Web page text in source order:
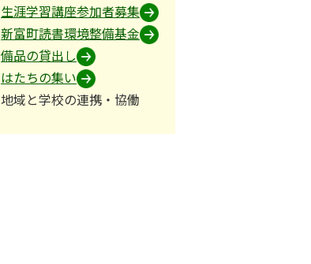
生涯学習講座参加者募集
新富町読書環境整備基金
備品の貸出し
はたちの集い
地域と学校の連携・協働